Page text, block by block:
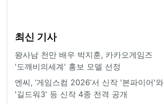
최신 기사
왕사남 천만 배우 박지훈, 카카오게임즈
'도깨비의세계' 홍보 모델 선정
엔씨, ‘게임스컴 2026’서 신작 '본파이어'와
'길드워3' 등 신작 4종 전격 공개